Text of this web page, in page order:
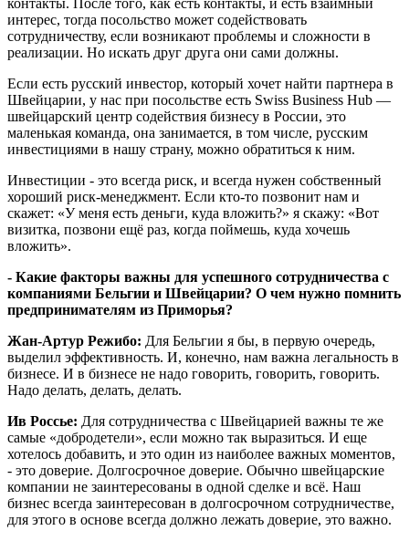
контакты. После того, как есть контакты, и есть взаимный
интерес, тогда посольство может содействовать
сотрудничеству, если возникают проблемы и сложности в
реализации. Но искать друг друга они сами должны.
Если есть русский инвестор, который хочет найти партнера в
Швейцарии, у нас при посольстве есть Swiss Business Hub —
швейцарский центр содействия бизнесу в России, это
маленькая команда, она занимается, в том числе, русским
инвестициями в нашу страну, можно обратиться к ним.
Инвестиции - это всегда риск, и всегда нужен собственный
хороший риск-менеджмент. Если кто-то позвонит нам и
скажет: «У меня есть деньги, куда вложить?» я скажу: «Вот
визитка, позвони ещё раз, когда поймешь, куда хочешь
вложить».
- Какие факторы важны для успешного сотрудничества с
компаниями Бельгии и Швейцарии? О чем нужно помнить
предпринимателям из Приморья?
Жан-Артур Режибо: Для Бельгии я бы, в первую очередь,
выделил эффективность. И, конечно, нам важна легальность в
бизнесе. И в бизнесе не надо говорить, говорить, говорить.
Надо делать, делать, делать.
Ив Россье: Для сотрудничества с Швейцарией важны те же
самые «добродетели», если можно так выразиться. И еще
хотелось добавить, и это один из наиболее важных моментов,
- это доверие. Долгосрочное доверие. Обычно швейцарские
компании не заинтересованы в одной сделке и всё. Наш
бизнес всегда заинтересован в долгосрочном сотрудничестве,
для этого в основе всегда должно лежать доверие, это важно.